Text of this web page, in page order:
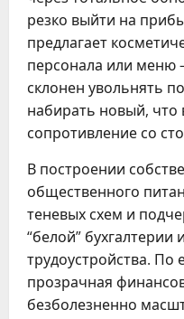
резко выйти на
предлагает
персонала или меню
склонен увольнять
набирать новый, что
сопротивление со
В построении
общественного
теневых схем и
“белой”
трудоустройства. По
прозрачная
безболезненно